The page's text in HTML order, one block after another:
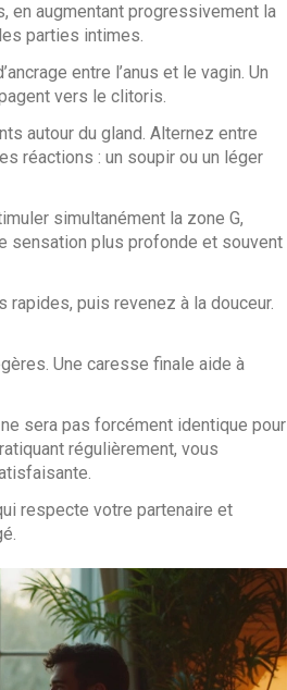
augmentant progressivement la
parties intimes.
entre l’anus et le vagin. Un
vers le clitoris.
autour du gland. Alternez entre
réactions : un soupir ou un léger
simultanément la zone G,
sensation plus profonde et souvent
puis revenez à la douceur.
Une caresse finale aide à
sera pas forcément identique pour
régulièrement, vous
respecte votre partenaire et